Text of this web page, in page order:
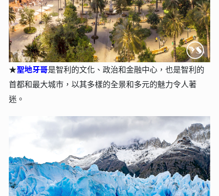
★聖地牙哥是智利的文化、政治和金融中心，也是智利的
首都和最大城市，以其多樣的全景和多元的魅力令人著
迷。